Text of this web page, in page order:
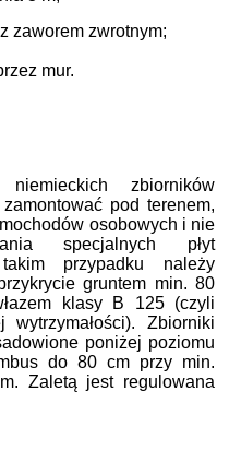
zaworem zwrotnym;
mur.
niemieckich zbiorników
pod terenem,
osobowych i nie
specjalnych płyt
przypadku należy
gruntem min. 80
klasy B 125 (czyli
Zbiorniki
poniżej poziomu
do 80 cm przy min.
Zaletą jest regulowana